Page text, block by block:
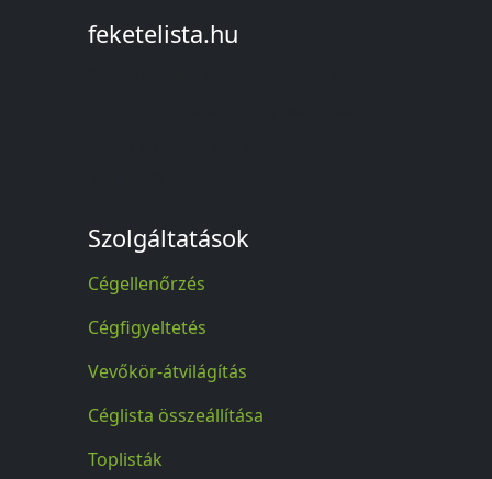
feketelista.hu
Szolgáltatások
Cégellenőrzés
Cégfigyeltetés
Vevőkör-átvilágítás
Céglista összeállítása
Toplisták